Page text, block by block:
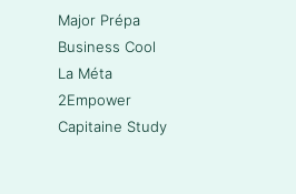
Major Prépa
Business Cool
La Méta
2Empower
Capitaine Study